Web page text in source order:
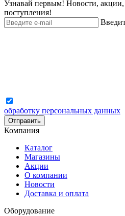
Узнавай первым! Новости,
поступления!
обработку персональных данных
Отправить
Компания
Каталог
Магазины
Акции
О компании
Новости
Доставка и оплата
Оборудование